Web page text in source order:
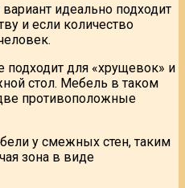
идеально подходит
и если количество
подходит для «хрущевок» и
стол. Мебель в таком
противоположные
у смежных стен, таким
зона в виде